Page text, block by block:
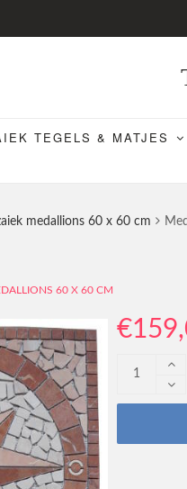
TEGELS & MATJES
medallions 60 x 60 cm
60 X 60 CM
€